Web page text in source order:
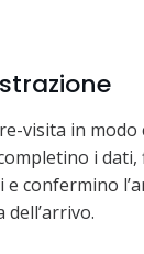
visita in modo
i dati,
e confermino